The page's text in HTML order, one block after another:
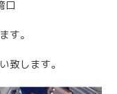
口
す。
致します。